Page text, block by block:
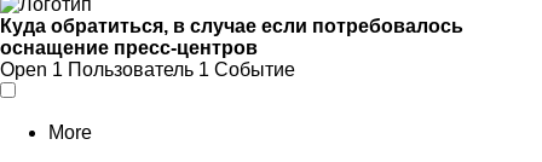
Куда обратиться, в случае если потребовалось
оснащение пресс-центров
Open 1 Пользователь 1 Событие
More